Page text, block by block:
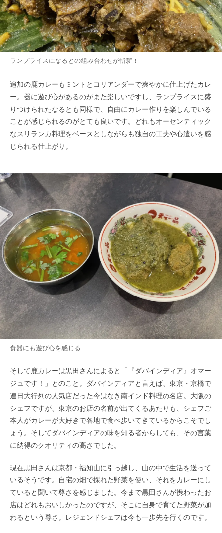
ランプライスになるとの組み合わせが斬新！
追加の鹿カレーもミントとコリアンダーで爽やかに仕上げたカレ
ー。器に遊び心があるのがまた楽しいですし、ランプライスに盛
りつけられたなるとも同様で、自由にカレー作りを楽しんでいる
ことが感じられるのがとても良いです。どれもオーセンティック
なスリランカ料理をベースとしながらも独自の工夫や心遣いを感
じられる仕上がり。
食器にも遊び心を感じる
そして鹿カレーは黒田さんによると「『ダバインディア』オマー
ジュです！」とのこと。ダバインディアと言えば、東京・京橋で
連日大行列の人気店だった今はなき南インド料理の名店。大阪の
シェフですが、東京のお店の名前が出てくるあたりも、シェフご
本人がカレーが大好きで各地で食べ歩いてきているからこそでし
ょう。そしてダバインディアの味を知る者からしても、その言葉
に納得のクオリティの高さでした。
現在黒田さんは京都・福知山に引っ越し、山の中で生活を送って
いるそうです。自宅の畑で採れた野菜を使い、それをカレーにし
ていると聞いて尊さを感じました。今まで黒田さんが携わったお
店はどれもおいしかったのですが、そこに自身で育てた野菜が加
わるという尊さ。レジェンドシェフは今も一歩先を行くのです。